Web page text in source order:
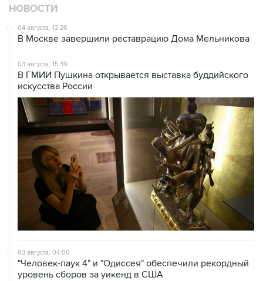
НОВОСТИ
04 августа, 12:26
В Москве завершили реставрацию Дома Мельникова
03 августа, 15:39
В ГМИИ Пушкина открывается выставка буддийского
искусства России
03 августа, 04:00
"Человек-паук 4" и "Одиссея" обеспечили рекордный
уровень сборов за уикенд в США